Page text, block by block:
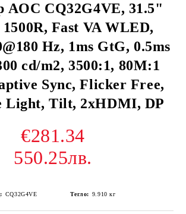
AOC CQ32G4VE, 31.5"
Fast VA WLED,
Hz, 1ms GtG, 0.5ms
cd/m2, 3500:1, 80M:1
Sync, Flicker Free,
Light, Tilt, 2xHDMI, DP
€281.34
550.25лв.
CQ32G4VE Тегло: 9.910 кг